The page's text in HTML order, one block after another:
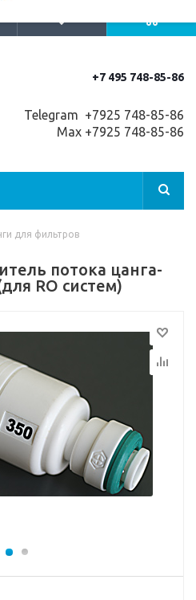
+7 495 748-85-86
Telegram +7925 748-85-86
Max +7925 748-85-86
для фильтров
потока цанга-
RO систем)